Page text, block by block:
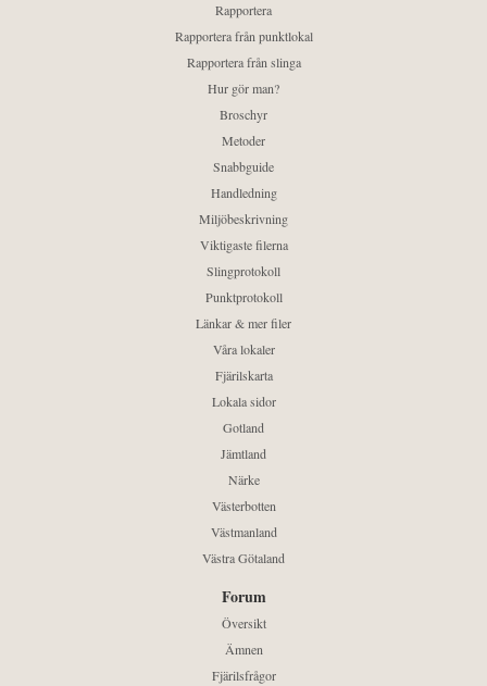
Rapportera
Rapportera från punktlokal
Rapportera från slinga
Hur gör man?
Broschyr
Metoder
Snabbguide
Handledning
Miljöbeskrivning
Viktigaste filerna
Slingprotokoll
Punktprotokoll
Länkar & mer filer
Våra lokaler
Fjärilskarta
Lokala sidor
Gotland
Jämtland
Närke
Västerbotten
Västmanland
Västra Götaland
Forum
Översikt
Ämnen
Fjärilsfrågor